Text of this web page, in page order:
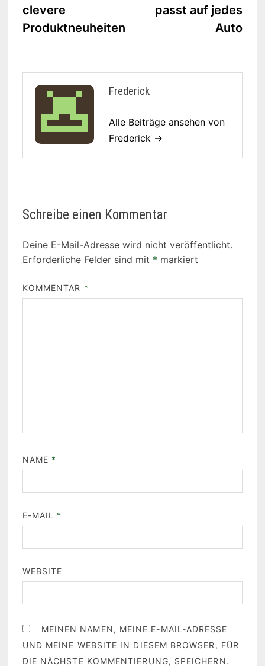
clevere
Produktneuheiten
passt auf jedes
Auto
Frederick
Alle Beiträge ansehen von
Frederick →
Schreibe einen Kommentar
Deine E-Mail-Adresse wird nicht veröffentlicht.
Erforderliche Felder sind mit * markiert
KOMMENTAR *
NAME *
E-MAIL *
WEBSITE
MEINEN NAMEN, MEINE E-MAIL-ADRESSE
UND MEINE WEBSITE IN DIESEM BROWSER, FÜR
DIE NÄCHSTE KOMMENTIERUNG, SPEICHERN.